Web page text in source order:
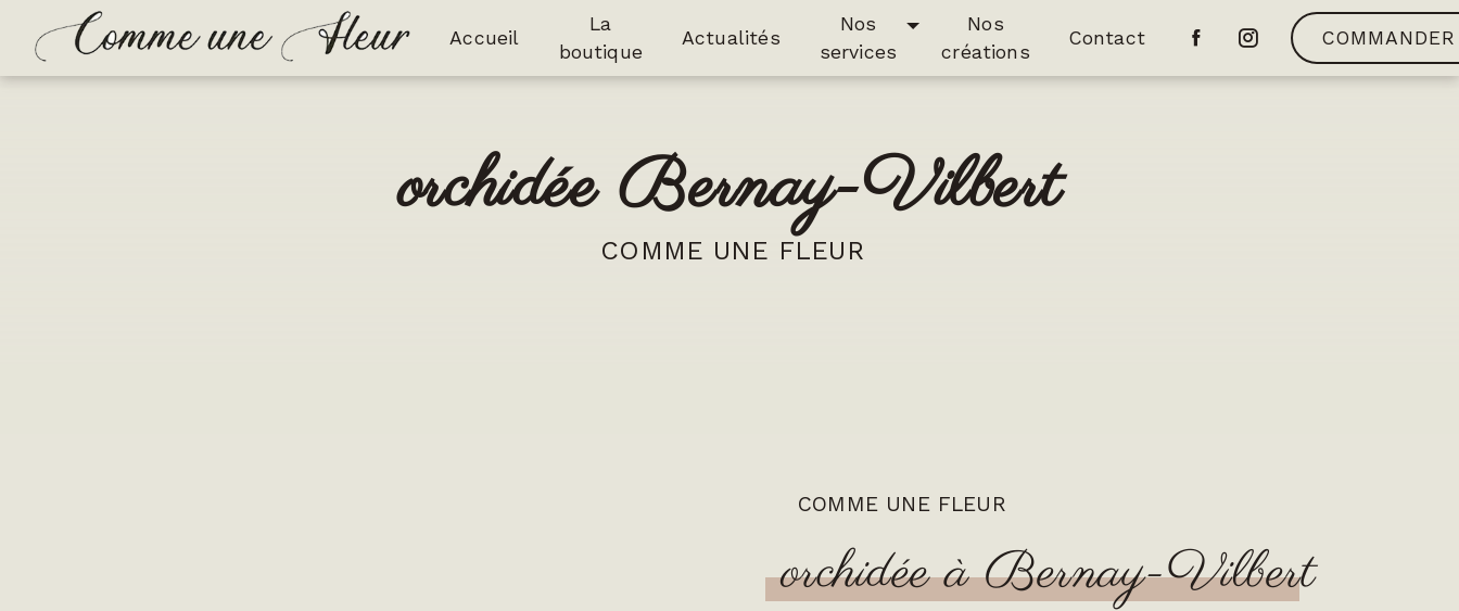
Accueil
La
boutique
Actualités
Nos
services
Nos
créations
Contact COMMANDER
orchidée Bernay-Vilbert
COMME UNE FLEUR
COMME UNE FLEUR
orchidée à Bernay-Vilbert
Panneau de gestion des cookies